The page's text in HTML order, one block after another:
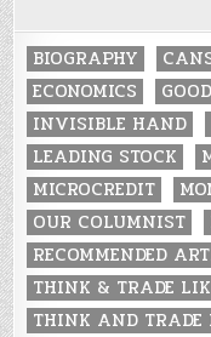
BIOGRAPHY
ECONOMICS
INVISIBLE HAND
LEADING STOCK
MICROCREDIT
OUR COLUMNIST
RECOMMENDED
THINK & TRADE
THINK AND